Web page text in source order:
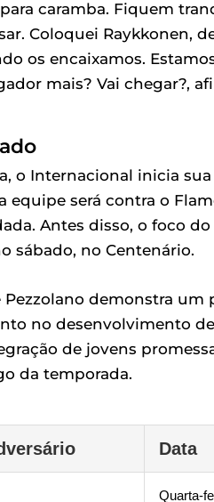
caramba. Fiquem
Coloquei Raykkonen,
os encaixamos.
mais? Vai chegar?,
o Internacional inicia
será contra o
Antes disso, o foco
sábado, no Centenário.
demonstra
no desenvolvimento
de jovens
da temporada.
Data
Quarta-